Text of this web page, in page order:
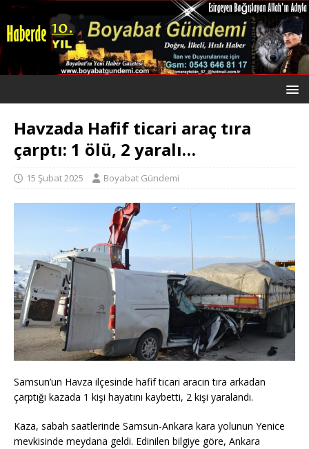
Havzada Hafif ticari araç tıra
çarptı: 1 ölü, 2 yaralı…
15 Şubat 2025 Boyabat Gündemi
Samsun’un Havza ilçesinde hafif ticari aracın tıra arkadan
çarptığı kazada 1 kişi hayatını kaybetti, 2 kişi yaralandı.
Kaza, sabah saatlerinde Samsun-Ankara kara yolunun Yenice
mevkisinde meydana geldi. Edinilen bilgiye göre, Ankara